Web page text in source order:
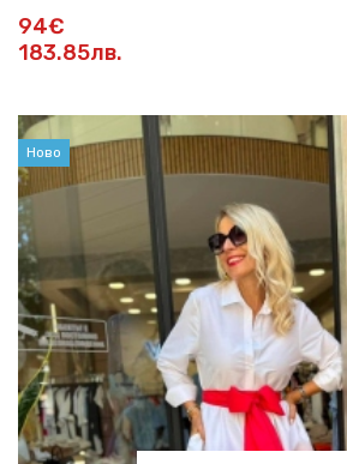
94€
183.85лв.
Ново